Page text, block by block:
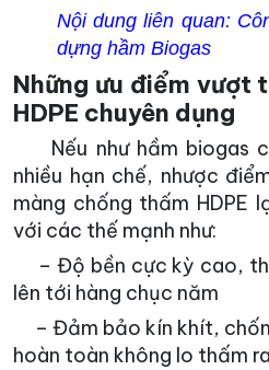
Nội dung liên quan:
dựng hầm Biogas
Những ưu điểm vượt
HDPE chuyên dụng
Nếu như hầm biogas
nhiều hạn chế, nhược
màng chống thấm HDPE
với các thế mạnh như:
– Độ bền cực kỳ cao,
lên tới hàng chục năm
– Đảm bảo kín khít,
hoàn toàn không lo thấm